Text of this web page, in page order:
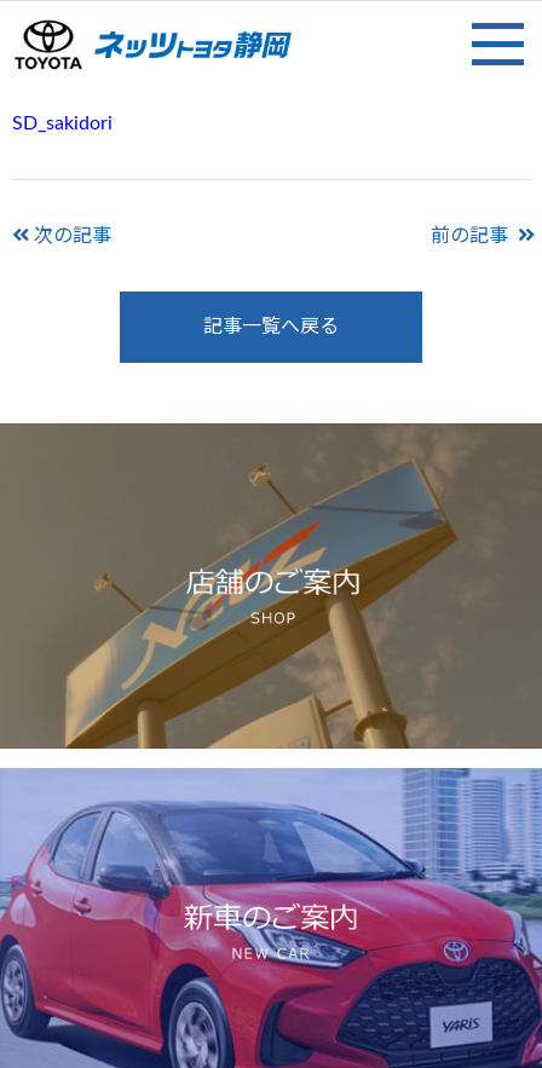
SD_sakidori
次の記事 前の記事
記事一覧へ戻る